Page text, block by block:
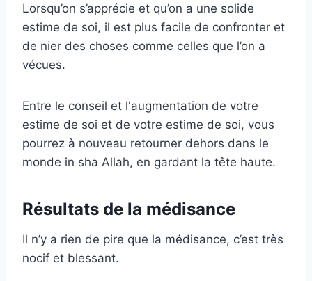
Lorsqu’on s’apprécie et qu’on a une solide
estime de soi, il est plus facile de confronter et
de nier des choses comme celles que l’on a
vécues.
Entre le conseil et l'augmentation de votre
estime de soi et de votre estime de soi, vous
pourrez à nouveau retourner dehors dans le
monde in sha Allah, en gardant la tête haute.
Résultats de la médisance
Il n’y a rien de pire que la médisance, c’est très
nocif et blessant.